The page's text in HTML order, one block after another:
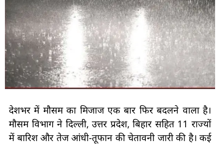
देशभर में मौसम का मिजाज एक बार फिर बदलने वाला है।
मौसम विभाग ने दिल्ली, उत्तर प्रदेश, बिहार सहित 11 राज्यों
में बारिश और तेज आंधी-तूफान की चेतावनी जारी की है। कई